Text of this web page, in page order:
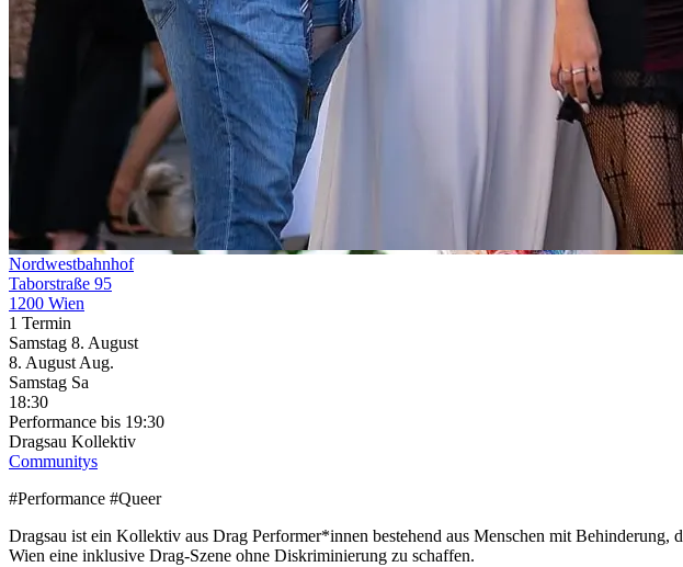
Nordwestbahnhof
Taborstraße 95
1200 Wien
1 Termin
Samstag 8. August
8. August Aug.
Samstag Sa
18:30
Performance bis 19:30
Dragsau Kollektiv
Communitys
#Performance #Queer
Dragsau ist ein Kollektiv aus Drag Performer*innen bestehend aus Menschen mit Behinderung,
Wien eine inklusive Drag-Szene ohne Diskriminierung zu schaffen.